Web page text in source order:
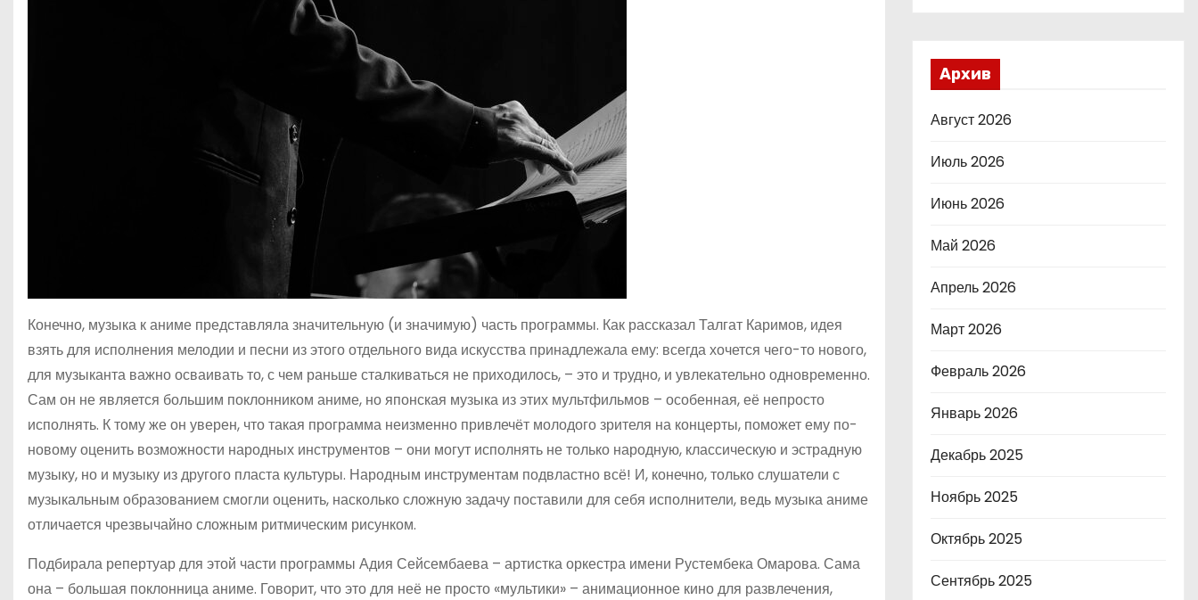
Конечно, музыка к аниме представляла значительную (и значимую) часть программы. Как рассказал Талгат Каримов, идея
взять для исполнения мелодии и песни из этого отдельного вида искусства принадлежала ему: всегда хочется чего-то нового,
для музыканта важно осва­ивать то, с чем раньше сталкиваться не приходилось, – это и трудно, и увлекательно одновременно.
Сам он не является большим поклонником аниме, но японская музыка из этих мультфильмов – особенная, её непросто
исполнять. К тому же он уверен, что такая программа неизменно привлечёт молодого зрителя на концерты, поможет ему по-
новому оценить возможности народных инструментов – они могут исполнять не только народную, классическую и эстрадную
музыку, но и музыку из другого пласта культуры. Народным инструментам подвластно всё! И, конечно, только слушатели с
музыкальным образованием смогли оценить, насколько сложную задачу поставили для себя исполнители, ведь музыка аниме
отличается чрезвычайно сложным ритмическим рисунком.
Подбирала репертуар для этой части программы Адия Сейсембаева – артистка оркестра имени Рустембека Омарова. Сама
она – большая поклонница аниме. Говорит, что это для неё не просто «мультики» – анимационное кино для развлечения,
Архив
Август 2026
Июль 2026
Июнь 2026
Май 2026
Апрель 2026
Март 2026
Февраль 2026
Январь 2026
Декабрь 2025
Ноябрь 2025
Октябрь 2025
Сентябрь 2025